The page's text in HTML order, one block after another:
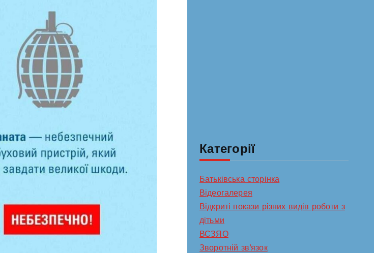
Категорії
Батьківська сторінка
Відеогалерея
Відкриті покази різних видів роботи з
дітьми
ВСЗЯО
Зворотній зв'язок